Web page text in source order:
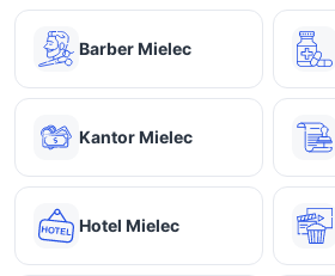
Barber Mielec
Kantor Mielec
Hotel Mielec